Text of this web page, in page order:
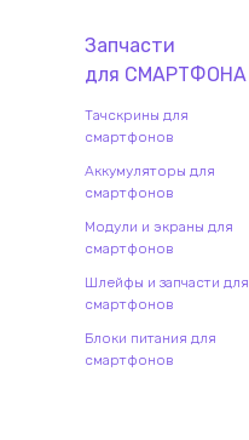
Запчасти
для СМАРТФОНА
Тачскрины для
смартфонов
Аккумуляторы для
смартфонов
Модули и экраны для
смартфонов
Шлейфы и запчасти для
смартфонов
Блоки питания для
смартфонов